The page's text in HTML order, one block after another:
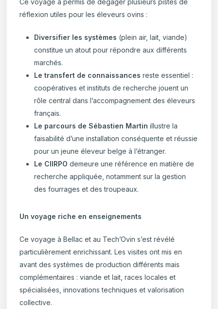
Ce voyage a permis de dégager plusieurs pistes de
réflexion utiles pour les éleveurs ovins :
Diversifier les systèmes (plein air, lait, viande)
constitue un atout pour répondre aux différents
marchés.
Le transfert de connaissances reste essentiel :
coopératives et instituts de recherche jouent un
rôle central dans l’accompagnement des éleveurs
français.
Le parcours de Sébastien Martin illustre la
faisabilité d’une installation conséquente et réussie
pour un jeune éleveur belge à l’étranger.
Le CIIRPO demeure une référence en matière de
recherche appliquée, notamment sur la gestion
des fourrages et des troupeaux.
Un voyage riche en enseignements
Ce voyage à Bellac et au Tech’Ovin s’est révélé
particulièrement enrichissant. Les visites ont mis en
avant des systèmes de production différents mais
complémentaires : viande et lait, races locales et
spécialisées, innovations techniques et valorisation
collective.